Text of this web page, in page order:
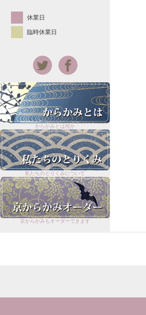
休業日
臨時休業日
からかみとは何か
私たちのとりくみについて
京からかみもオーダーできます